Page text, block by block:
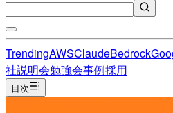
TrendingAWSClaudeBedrock
社説明会勉強会事例採用
目次